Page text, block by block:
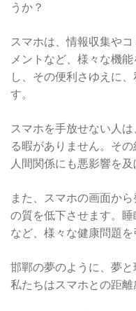
うか？
スマホは、情報収集や
メントなど、様々な機
し、その便利さゆえに
す。
スマホを手放せない人
る暇がありません。そ
人間関係にも悪影響を
また、スマホの画面か
の質を低下させます。
など、様々な健康問題を
邯鄲の夢のように、夢と
私たちはスマホとの距離